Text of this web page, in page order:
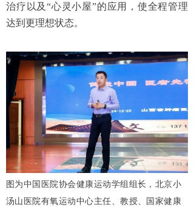
治疗以及“心灵小屋”的应用，使全程管理
达到更理想状态。
图为中国医院协会健康运动学组组长，北京小
汤山医院有氧运动中心主任、教授、国家健康